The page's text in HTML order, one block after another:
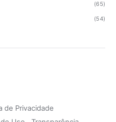
(65)
(54)
de Privacidade